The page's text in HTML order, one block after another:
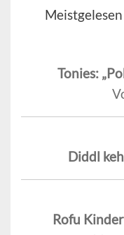
Meistgelesen
Tonies:
Diddl
Rofu